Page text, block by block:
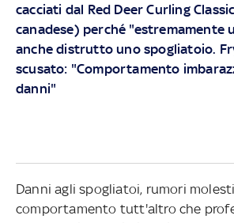
cacciati dal Red Deer Curling
canadese) perché "estremamente
anche distrutto uno spogliatoio.
scusato: "Comportamento
danni"
Danni agli spogliatoi, rumori
comportamento tutt'altro che